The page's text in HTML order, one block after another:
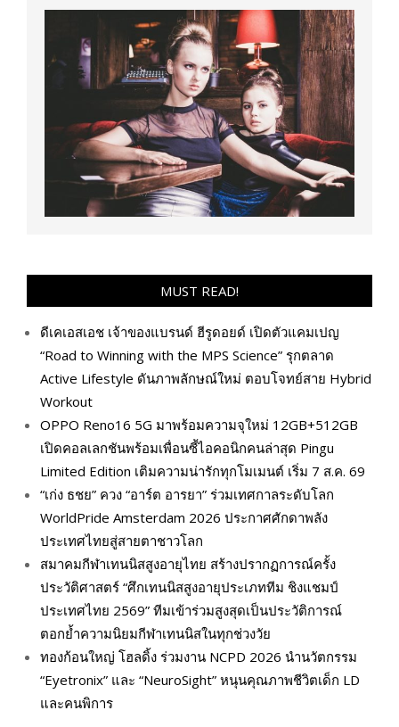
MUST READ!
ดีเคเอสเอช เจ้าของแบรนด์ ฮีรูดอยด์ เปิดตัวแคมเปญ
“Road to Winning with the MPS Science” รุกตลาด
Active Lifestyle ดันภาพลักษณ์ใหม่ ตอบโจทย์สาย Hybrid
Workout
OPPO Reno16 5G มาพร้อมความจุใหม่ 12GB+512GB
เปิดคอลเลกชันพร้อมเพื่อนซี้ไอคอนิกคนล่าสุด Pingu
Limited Edition เติมความน่ารักทุกโมเมนต์ เริ่ม 7 ส.ค. 69
“เก่ง ธชย” ควง “อาร์ต อารยา” ร่วมเทศกาลระดับโลก
WorldPride Amsterdam 2026 ประกาศศักดาพลัง
ประเทศไทยสู่สายตาชาวโลก
สมาคมกีฬาเทนนิสสูงอายุไทย สร้างปรากฏการณ์ครั้ง
ประวัติศาสตร์ “ศึกเทนนิสสูงอายุประเภททีม ชิงแชมป์
ประเทศไทย 2569” ทีมเข้าร่วมสูงสุดเป็นประวัติการณ์
ตอกย้ำความนิยมกีฬาเทนนิสในทุกช่วงวัย
ทองก้อนใหญ่ โฮลดิ้ง ร่วมงาน NCPD 2026 นำนวัตกรรม
“Eyetronix” และ “NeuroSight” หนุนคุณภาพชีวิตเด็ก LD
และคนพิการ